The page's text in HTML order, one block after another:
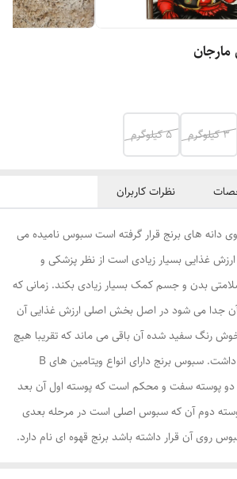
3 کیلوگرم 5 کیلوگرم
نظرات کاربران
دانه های برنج قرار گرفته است سبوس نامیده می
ارزش غذایی بسیار زیادی است از نظر پزشکی و
بدن و جسم کمک بسیار زیادی بکند. زمانی که
جدا می شود در اصل بخش اصلی ارزش غذایی آن
رنگ سفید شده آن باقی می ماند که تقریبا هیچ
ویتامینی در خود نخواهد داشت. سبوس برنج دارای انواع ویتامین های B
دو پوسته سفت و محکم است که پوسته اول آن بعد
دوم آن که سبوس اصلی است در مرحله بعدی
روی آن قرار داشته باشد برنج قهوه ای نام دارد.